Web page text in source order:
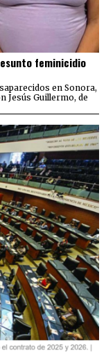
feminicidio
en Sonora,
Jesús Guillermo, de